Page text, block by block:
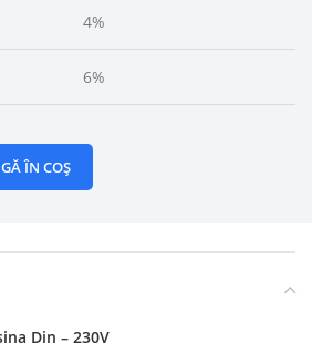
4%
6%
ÎN COȘ
Din – 230V